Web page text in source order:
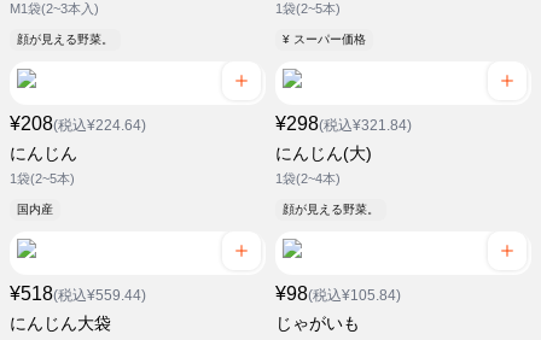
M1袋(2~3本入)
顔が見える野菜。
1袋(2~5本)
¥ スーパー価格
¥208(税込¥224.64)
にんじん
1袋(2~5本)
国内産
¥298(税込¥321.84)
にんじん(大)
1袋(2~4本)
顔が見える野菜。
¥518(税込¥559.44)
にんじん大袋
¥98(税込¥105.84)
じゃがいも